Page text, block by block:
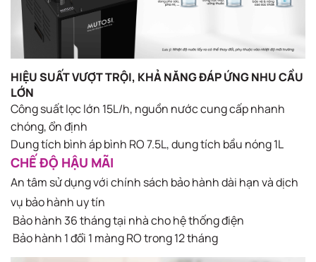
HIỆU SUẤT VƯỢT TRỘI, KHẢ NĂNG ĐÁP ỨNG NHU CẦU
LỚN
Công suất lọc lớn 15L/h, nguồn nước cung cấp nhanh
chóng, ổn định
Dung tích bình áp bình RO 7.5L, dung tích bầu nóng 1L
CHẾ ĐỘ HẬU MÃI
An tâm sử dụng với chính sách bảo hành dài hạn và dịch
vụ bảo hành uy tín
Bảo hành 36 tháng tại nhà cho hệ thống điện​
Bảo hành 1 đổi 1 màng RO trong 12 tháng​